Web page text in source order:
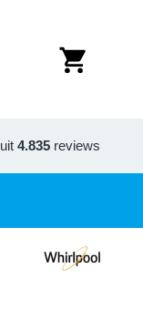
uit 4.835 reviews